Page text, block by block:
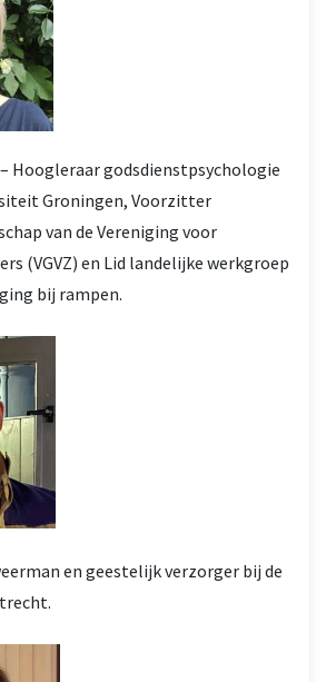
– Hoogleraar godsdienstpsychologie
Groningen, Voorzitter
van de Vereniging voor
(VGVZ) en Lid landelijke werkgroep
bij rampen.
en geestelijk verzorger bij de